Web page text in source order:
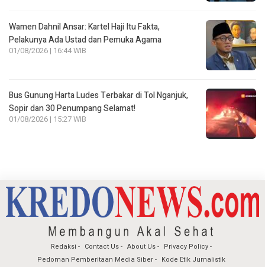
Wamen Dahnil Ansar: Kartel Haji Itu Fakta,
Pelakunya Ada Ustad dan Pemuka Agama
01/08/2026 | 16:44 WIB
Bus Gunung Harta Ludes Terbakar di Tol Nganjuk,
Sopir dan 30 Penumpang Selamat!
01/08/2026 | 15:27 WIB
Redaksi Contact Us About Us
Privacy Policy
Pedoman Pemberitaan Media Siber
Kode Etik Jurnalistik